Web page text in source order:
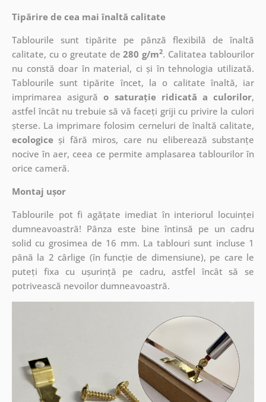
Tipărire de cea mai înaltă calitate
Tablourile sunt tipărite pe pânză flexibilă de înaltă
calitate, cu o greutate de280 g/m2. Calitatea tablourilor
nu constă doar în material, ci și în tehnologia utilizată.
Tablourile sunt tipărite încet, la o calitate înaltă, iar
imprimarea asigurăo saturație ridicată a culorilor,
astfel încât nu trebuie să vă faceți griji cu privire la culori
șterse. La imprimare folosim cerneluri de înaltă calitate,
ecologiceși fără miros, care nu eliberează substanțe
nocive în aer, ceea ce permite amplasarea tablourilor în
orice cameră.
Montaj ușor
Tablourile pot fi agățate imediat în interiorul locuinței
dumneavoastră! Pânza este bine întinsă pe un cadru
solid cu grosimea de 16 mm. La tablouri sunt incluse 1
până la 2 cârlige (în funcție de dimensiune), pe care le
puteți fixa cu ușurință pe cadru, astfel încât să se
potrivească nevoilor dumneavoastră.